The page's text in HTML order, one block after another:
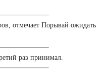
отмечает Порывай ожидать
раз принимал.